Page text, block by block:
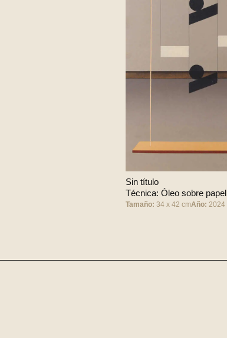
Sin título
Técnica: Óleo sobre papel
Tamaño: 34 x 42 cmAño: 2024